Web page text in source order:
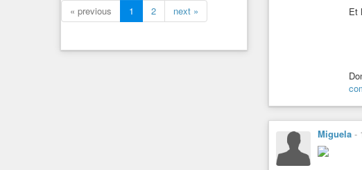
« previous 1 2 next »
et de
le
de vous
des
ou pas
Et
Miguela -